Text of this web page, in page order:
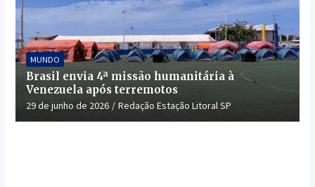
MUNDO
Brasil envia 4ª missão humanitária à
Venezuela após terremotos
29 de junho de 2026 Redação Estação Litoral SP